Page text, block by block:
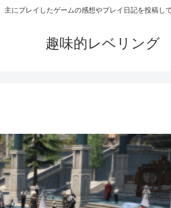
主にプレイしたゲームの感想やプレイ日記を投稿して
趣味的レベリング